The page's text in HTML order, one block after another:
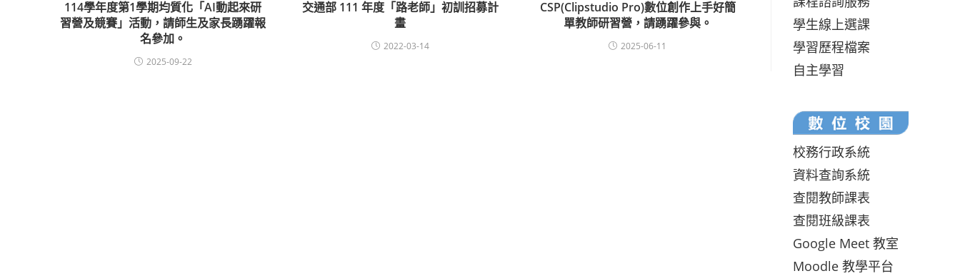
114學年度第1學期均質化「AI動起來研
習營及競賽」活動，請師生及家長踴躍報
名參加。
2025-09-22
交通部 111 年度「路老師」初訓招募計
畫
2022-03-14
CSP(Clipstudio Pro)數位創作上手好簡
單教師研習營，請踴躍參與。
2025-06-11
學生線上選課
學習歷程檔案
自主學習
校務行政系統
資料查詢系統
查閱教師課表
查閱班級課表
Google Meet 教室
Moodle 教學平台